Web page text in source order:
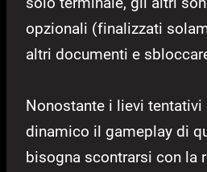
opzionali (finalizzati
altri documenti e
Nonostante i lievi tentativi
dinamico il gameplay di
bisogna scontrarsi con la